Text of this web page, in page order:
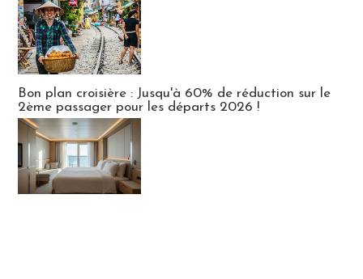
Bon plan croisière : Jusqu'à 60% de réduction sur le
2ème passager pour les départs 2026 !